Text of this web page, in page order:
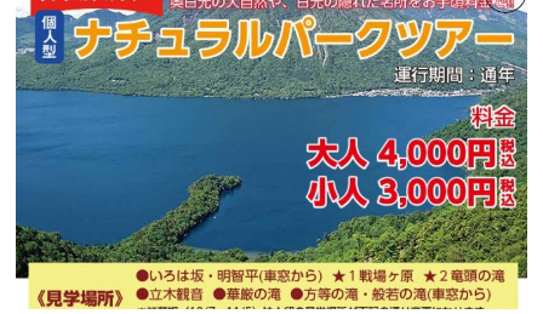
〈東武鉄道〉スマートボールゲーム（7日のみ）
〈東武鉄道〉こども制服体験（8日のみ）
金・土・日曜日のみ実施
点灯時間：17：30～21：00